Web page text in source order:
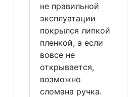
не правильной
эксплуатации
покрылся липкой
пленкой, а если
вовсе не
открывается,
возможно
сломана ручка.